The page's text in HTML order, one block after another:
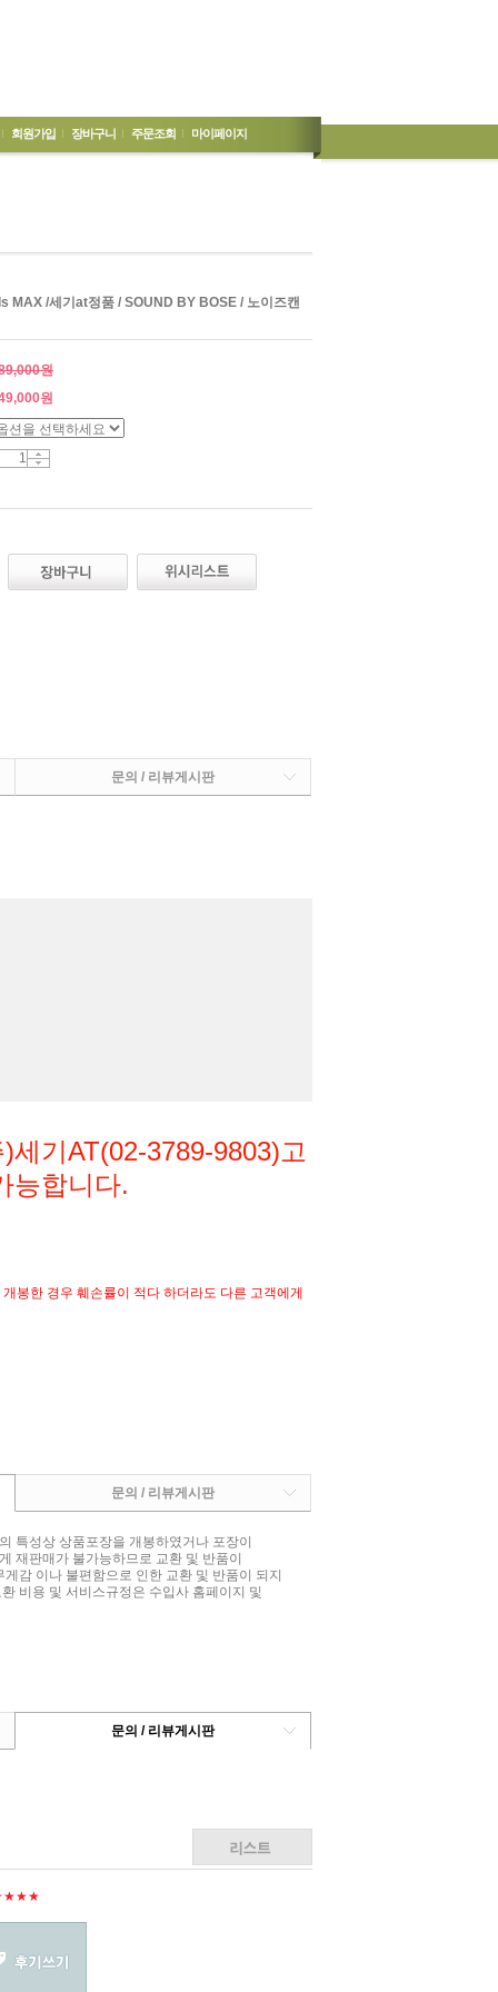
회원가입 장바구니 주문조회 마이페이지
MAX /세기at정품 / SOUND BY BOSE / 노이즈캔
원
원
문의 / 리뷰게시판
세기AT(02-3789-9803)고
능합니다.
봉한 경우 훼손률이 적다 하더라도 다른 고객에게
문의 / 리뷰게시판
특성상 상품포장을 개봉하였거나 포장이
재판매가 불가능하므로 교환 및 반품이
감 이나 불편함으로 인한 교환 및 반품이 되지
비용 및 서비스규정은 수입사 홈페이지 및
문의 / 리뷰게시판